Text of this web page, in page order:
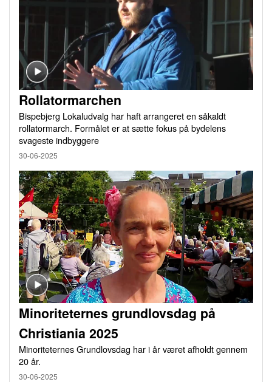
Rollatormarchen
Bispebjerg Lokaludvalg har haft arrangeret en såkaldt
rollatormarch. Formålet er at sætte fokus på bydelens
svageste indbyggere
30-06-2025
Minoriteternes grundlovsdag på
Christiania 2025
Minoriteternes Grundlovsdag har i år været afholdt gennem
20 år.
30-06-2025